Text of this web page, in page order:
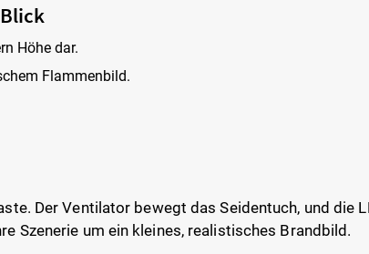
Höhe dar.
Flammenbild.
Der Ventilator bewegt das Seidentuch, und die
Szenerie um ein kleines, realistisches Brandbild.